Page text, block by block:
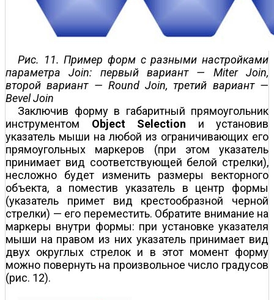
Рис. 11. Пример форм с разными настройками
параметра Join: первый вариант — Miter Join,
второй вариант — Round Join, третий вариант —
Bevel Join
Заключив форму в габаритный прямоугольник
инструментом Object Selection и установив
указатель мыши на любой из ограничивающих его
прямоугольных маркеров (при этом указатель
принимает вид соответствующей белой стрелки),
несложно будет изменить размеры векторного
объекта, а поместив указатель в центр формы
(указатель примет вид крестообразной черной
стрелки) — его переместить. Обратите внимание на
маркеры внутри формы: при установке указателя
мыши на правом из них указатель принимает вид
двух округлых стрелок и в этот момент форму
можно повернуть на произвольное число градусов
(рис. 12).